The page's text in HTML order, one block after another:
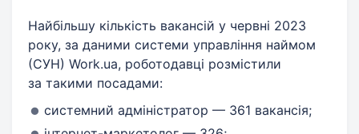
Найбільшу кількість вакансій у червні 2023
року, за даними системи управління наймом
(СУН) Work.ua, роботодавці розмістили
за такими посадами:
системний адміністратор — 361 вакансія;